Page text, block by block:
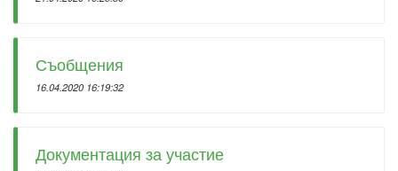
Съобщения
16.04.2020 16:19:32
Документация за участие